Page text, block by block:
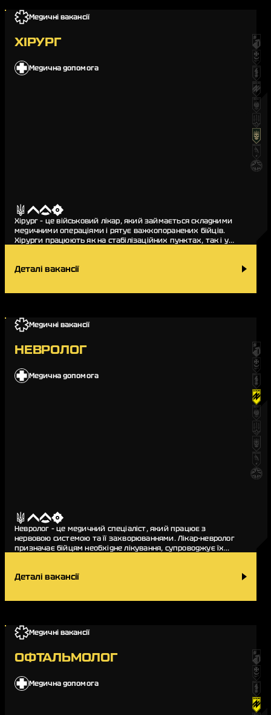
Медичні вакансії
ХІРУРГ
Медична допомога
Хірург – це військовий лікар, який займається складними
медичними операціями і рятує важкопоранених бійців.
Хірурги працюють як на стабілізаційних пунктах, так і у
Деталі вакансії
Медичні вакансії
НЕВРОЛОГ
Медична допомога
Невролог – це медичний спеціаліст, який працює з
нервовою системою та її захворюваннями. Лікар-невролог
призначає бійцям необхідне лікування, супроводжує їх
Деталі вакансії
Медичні вакансії
ОФТАЛЬМОЛОГ
Медична допомога